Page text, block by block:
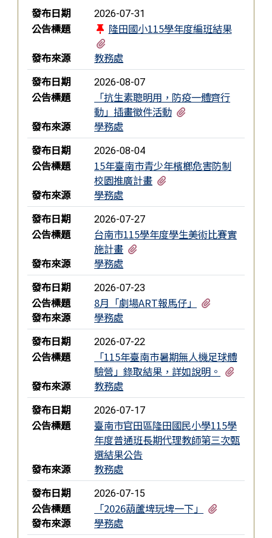
新聞列表
發布日期 2026-07-31
公告標題
隆田國小115學年度編班結果
發布來源
教務處
發布日期
2026-08-07
公告標題
「抗生素聰明用，防疫一體齊行
動」插畫徵件活動
發布來源
學務處
發布日期
2026-08-04
公告標題
15年臺南市青少年檳榔危害防制
校園推廣計畫
發布來源
學務處
發布日期
2026-07-27
公告標題
台南市115學年度學生美術比賽實
施計畫
發布來源
學務處
發布日期
2026-07-23
公告標題 8月「劇場ART報馬仔」
發布來源
學務處
發布日期
2026-07-22
公告標題
「115年臺南市暑期無人機足球體
驗營」錄取結果，詳如說明。
發布來源
教務處
發布日期
2026-07-17
公告標題
臺南市官田區隆田國民小學115學
年度普通班長期代理教師第三次甄
選結果公告
發布來源
教務處
發布日期
2026-07-15
公告標題 「2026葫蘆埤玩埤一下」
發布來源
學務處